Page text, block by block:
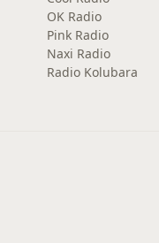
OK Radio
Pink Radio
Naxi Radio
Radio Kolubara